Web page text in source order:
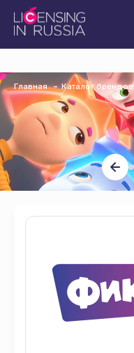
Главная Каталог брендов